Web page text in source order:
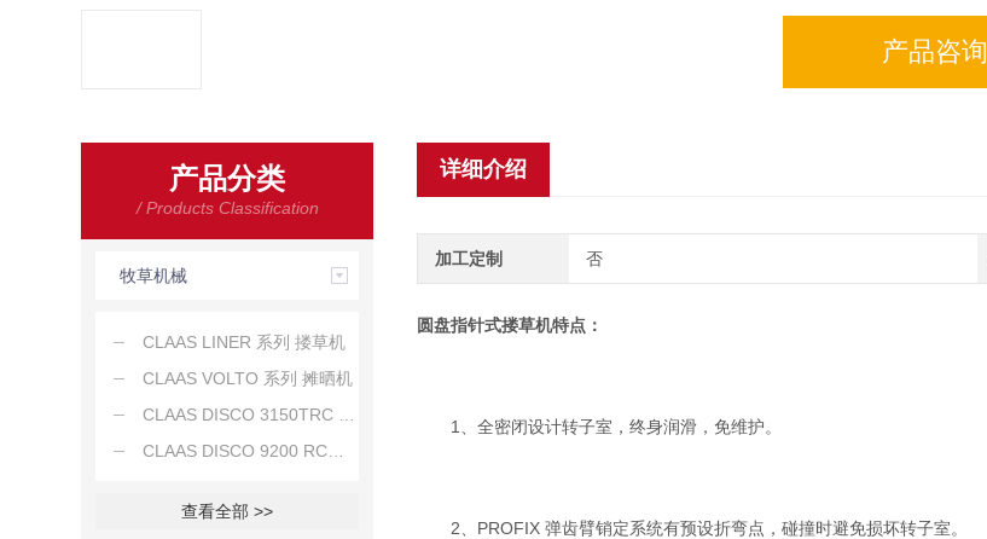
产品咨询
详细介绍
加工定制 否
圆盘指针式搂草机特点：
1、全密闭设计转子室，终身润滑，免维护。
2、PROFIX 弹齿臂销定系统有预设折弯点，碰撞时避免损坏转子室。
产品分类
/ Products Classification
牧草机械
CLAAS LINER 系列 搂草机
CLAAS VOLTO 系列 摊晒机
CLAAS DISCO 3150TRC 牵引式割草机
CLAAS DISCO 9200 RC后置割草机
查看全部 >>